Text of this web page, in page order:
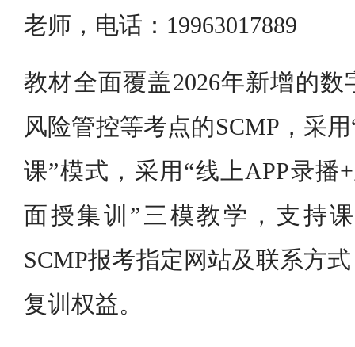
老师，电话：19963017889
教材全面覆盖2026年新增的
风险管控等考点的SCMP，采
课”模式，采用“线上APP录播
面授集训”三模教学，支持
SCMP报考指定网站及联系方
复训权益。